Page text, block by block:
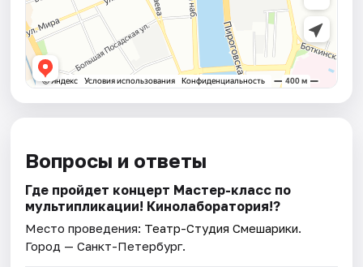
Вопросы и ответы
Где пройдет концерт Мастер-класс по
мультипликации! Кинолаборатория!?
Место проведения: Театр-Студия Смешарики.
Город — Санкт-Петербург.